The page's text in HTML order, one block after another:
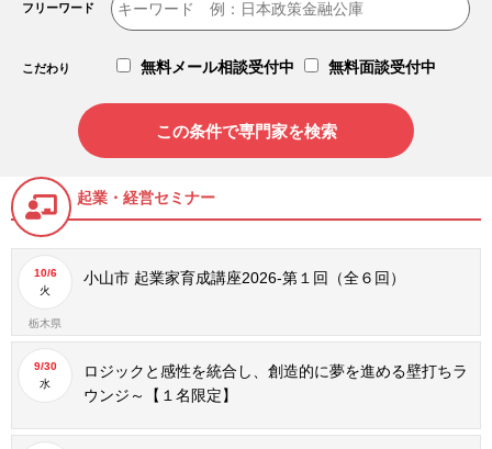
フリーワード
こだわり 無料メール相談受付中 無料面談受付中
起業・経営セミナー
10/6
火
栃木県
小山市 起業家育成講座2026-第１回（全６回）
9/30
水
ロジックと感性を統合し、創造的に夢を進める壁打ちラ
ウンジ～【１名限定】